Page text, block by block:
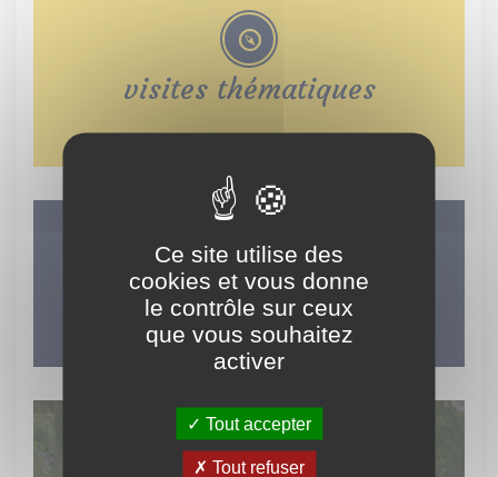
visites thématiques
LES INCONTOURNABLES
DU TERRITOIRE
Ce site utilise des
cookies et vous donne
le contrôle sur ceux
que vous souhaitez
activer
Tout accepter
Tout refuser